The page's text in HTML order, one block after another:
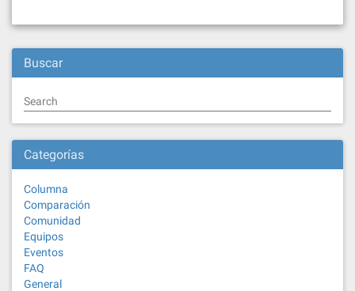
Buscar
Search
Categorías
Columna
Comparación
Comunidad
Equipos
Eventos
FAQ
General